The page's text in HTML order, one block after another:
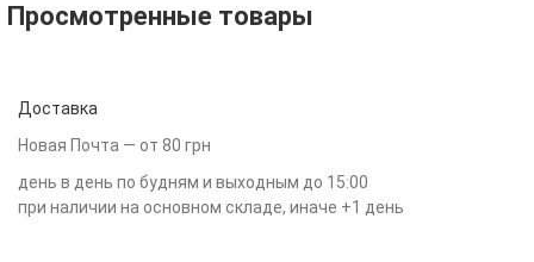
Просмотренные товары
Доставка
Новая Почта — от 80 грн
день в день по будням и выходным до 15:00
при наличии на основном складе, иначе +1 день